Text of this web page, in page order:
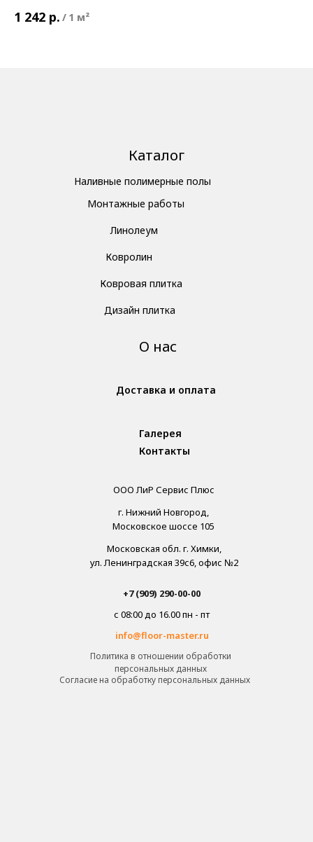
1 242 р. / 1 м²
г. Нижний Новгород,
Московское шоссе 105
info@floor-master.ru
+7 (909) 290-00-00
с 08:00 до 16.00 пн - пт
ООО ЛиР Сервис Плюс
Наливные полимерные полы
Московская обл. г. Химки,
ул. Ленинградская 39с6, офис №2
Cогласие на обработку персональных данных
Ковровая плитка
Линолеум
Контакты
Ковролин
Дизайн плитка
Монтажные работы
Политика в отношении обработки
персональных данных
Доставка и оплата
Каталог
О нас
Галерея